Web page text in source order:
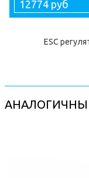
12774 руб
ESC